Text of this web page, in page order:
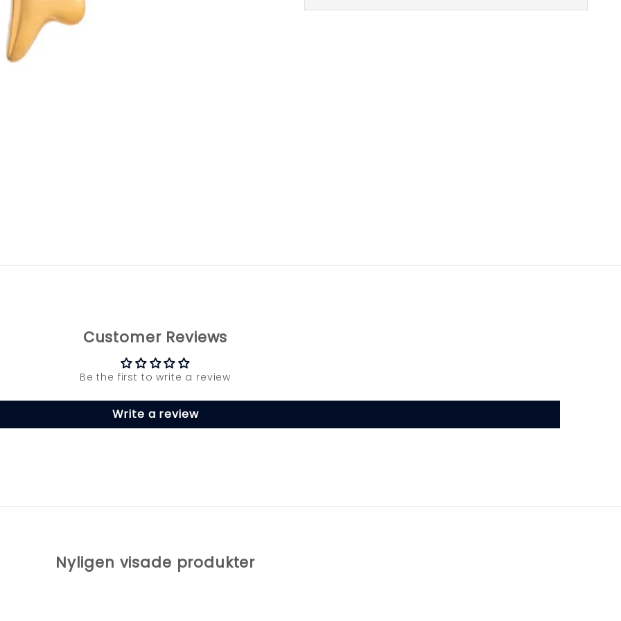
Customer Reviews
Be the first to write a review
Write a review
Nyligen visade produkter